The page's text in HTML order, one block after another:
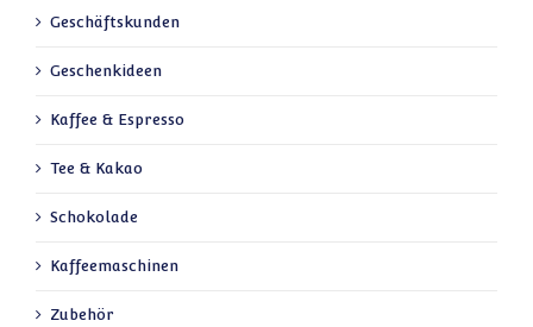
Geschäftskunden
Geschenkideen
Kaffee & Espresso
Tee & Kakao
Schokolade
Kaffeemaschinen
Zubehör